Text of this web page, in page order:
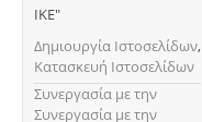
ΙΚΕ"
Δημιουργία Ιστοσελίδων,
Κατασκευή Ιστοσελίδων
Συνεργασία με την
Συνεργασία με την